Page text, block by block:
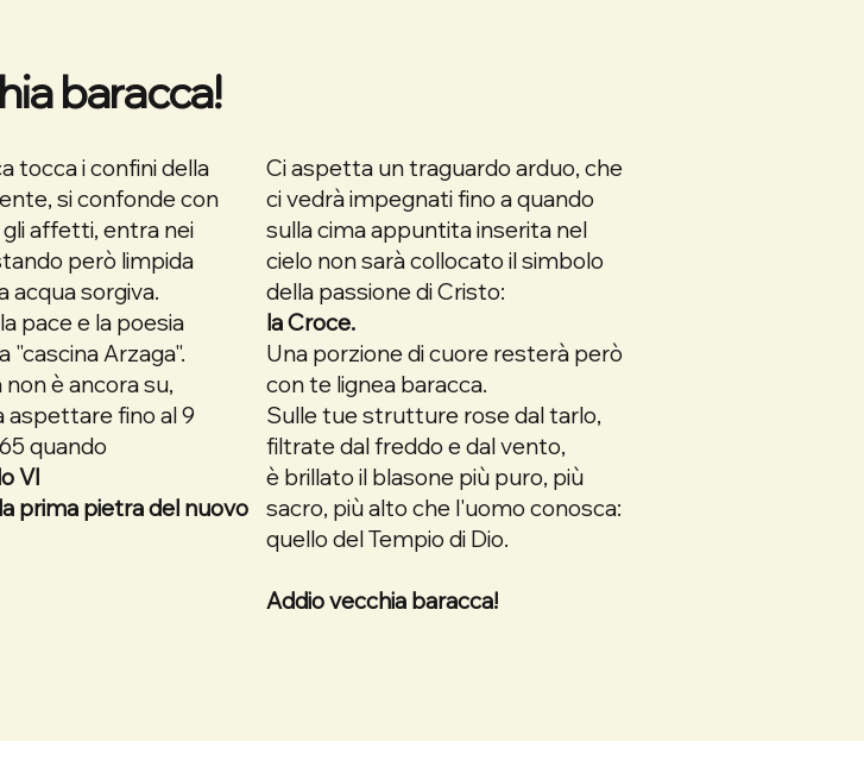
baracca!
tocca i confini della
si confonde con
affetti, entra nei
però limpida
acqua sorgiva.
pace e la poesia
"cascina Arzaga".
non è ancora su,
aspettare fino al 9
quando
VI
prima pietra del nuovo
Ci aspetta un traguardo arduo, che
ci vedrà impegnati fino a quando
sulla cima appuntita inserita nel
cielo non sarà collocato il simbolo
della passione di Cristo:
la Croce.
Una porzione di cuore resterà però
con te lignea baracca.
Sulle tue strutture rose dal tarlo,
filtrate dal freddo e dal vento,
è brillato il blasone più puro, più
sacro, più alto che l'uomo conosca:
quello del Tempio di Dio.
Addio vecchia baracca!